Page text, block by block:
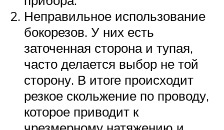
Неправильное использование
бокорезов. У них есть
заточенная сторона и тупая,
часто делается выбор не той
сторону. В итоге происходит
резкое скольжение по проводу,
которое приводит к